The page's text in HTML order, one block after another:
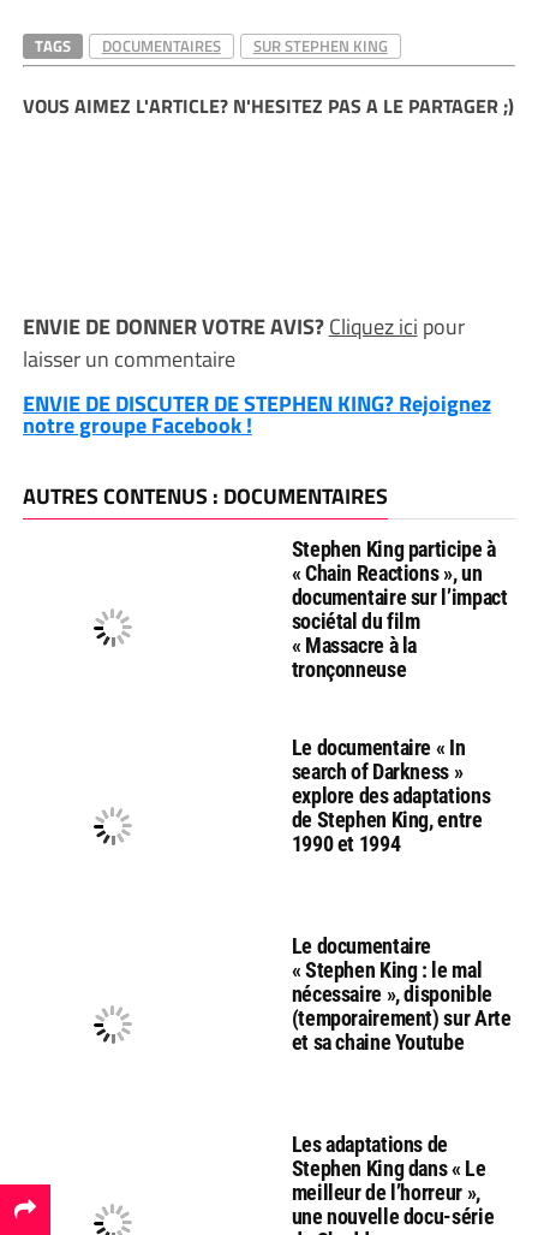
TAGS DOCUMENTAIRES SUR STEPHEN KING
VOUS AIMEZ L'ARTICLE? N'HESITEZ PAS A LE PARTAGER ;)
ENVIE DE DONNER VOTRE AVIS?Cliquez ici pour
laisser un commentaire
ENVIE DE DISCUTER DE STEPHEN KING? Rejoignez
notre groupe Facebook !
AUTRES CONTENUS : DOCUMENTAIRES
Stephen King participe à
« Chain Reactions », un
documentaire sur l’impact
sociétal du film
« Massacre à la
tronçonneuse
Le documentaire « In
search of Darkness »
explore des adaptations
de Stephen King, entre
1990 et 1994
Le documentaire
« Stephen King : le mal
nécessaire », disponible
(temporairement) sur Arte
et sa chaine Youtube
Les adaptations de
Stephen King dans « Le
meilleur de l’horreur »,
une nouvelle docu-série